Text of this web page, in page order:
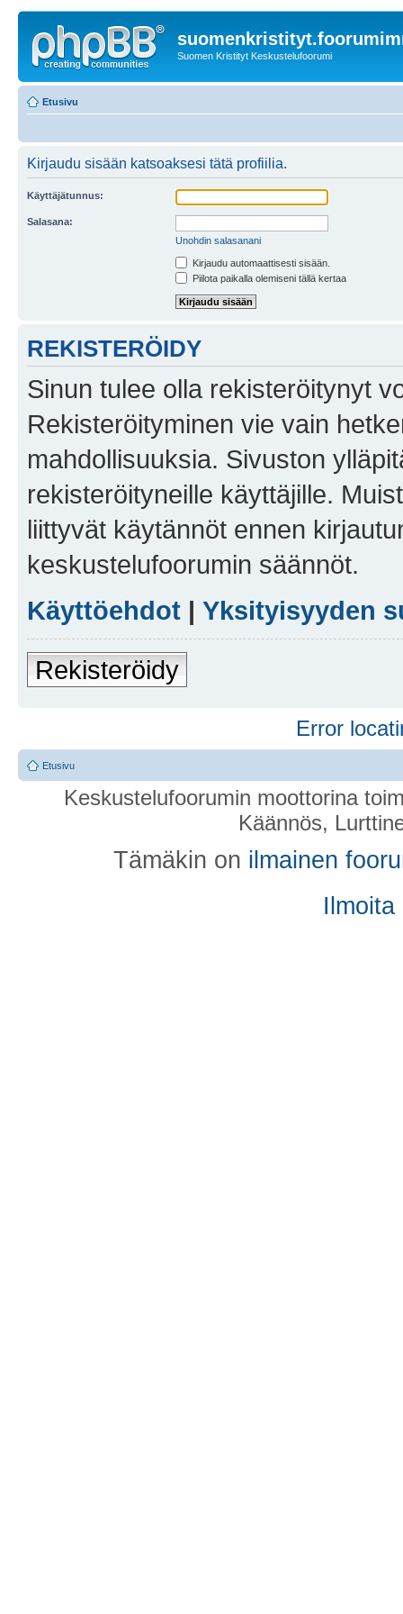
Suomen Kristityt Keskustelufoorumi
Etusivu
Kirjaudu sisään katsoaksesi tätä profiilia.
Käyttäjätunnus:
Salasana:
Unohdin salasanani
Kirjaudu automaattisesti sisään.
Piilota paikalla olemiseni tällä kertaa
REKISTERÖIDY
Sinun tulee olla rekisteröitynyt
Rekisteröityminen vie vain
mahdollisuuksia. Sivuston
rekisteröityneille käyttäjille.
liittyvät käytännöt ennen
keskustelufoorumin säännöt.
Käyttöehdot | Yksityisyyden
Rekisteröidy
Error
Etusivu
Keskustelufoorumin moottorina
Käännös,
Tämäkin on ilmainen